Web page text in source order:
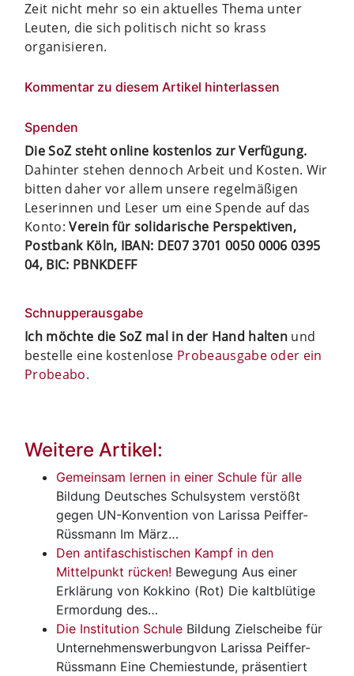
Zeit nicht mehr so ein aktuelles Thema unter
Leuten, die sich politisch nicht so krass
organisieren.
Kommentar zu diesem Artikel hinterlassen
Spenden
Die SoZ steht online kostenlos zur Verfügung.
Dahinter stehen dennoch Arbeit und Kosten. Wir
bitten daher vor allem unsere regelmäßigen
Leserinnen und Leser um eine Spende auf das
Konto:Verein für solidarische Perspektiven,
Postbank Köln, IBAN: DE07 3701 0050 0006 0395
04, BIC: PBNKDEFF
Schnupperausgabe
Ich möchte die SoZ mal in der Hand halten und
bestelle eine kostenlose Probeausgabe oder ein
Probeabo.
Weitere Artikel:
Gemeinsam lernen in einer Schule für alle
Bildung Deutsches Schulsystem verstößt
gegen UN-Konvention von Larissa Peiffer-
Rüssmann Im März…
Den antifaschistischen Kampf in den
Mittelpunkt rücken! Bewegung Aus einer
Erklärung von Kokkino (Rot) Die kaltblütige
Ermordung des…
Die Institution Schule Bildung Zielscheibe für
Unternehmenswerbungvon Larissa Peiffer-
Rüssmann Eine Chemiestunde, präsentiert